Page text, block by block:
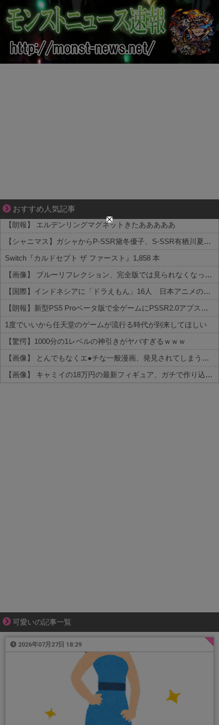
おすすめ人気記事
妻が嫌すぎて壊れていった、ある夫の現実
【朗報】 エルデンリングマグネットきたあああああ
【シャニマス】ガシャからP-SSR黛冬優子、S-SSR有栖川夏葉が登場！イベントS-SR福丸小糸！
Switch『カルドセプト ザ ファースト』1,858 本
【画像】 ブルーリフレクション、完全版では見られなくなったエ●チな下着姿
【国際】インドネシアに「ドラえもん」16人 日本アニメの影響浸透
【朗報】新型PS5 Proベータ版で全ゲームにPSSR2.0アプスケをデフォルト適用
1度でいいから任天堂のゲームが流行る時代が到来してほしい
【驚愕】1000分の1レベルの神引きがヤバすぎるｗｗｗ
【画像】 とんでもなくエ●チな一般漫画、発見されてしまう【セッ○ス描写あり】
【画像】 キャミイの18万円の最新フィギュア、ガチで作り込みがエグすぎる
可愛いの記事一覧
2026年07月27日 18:29